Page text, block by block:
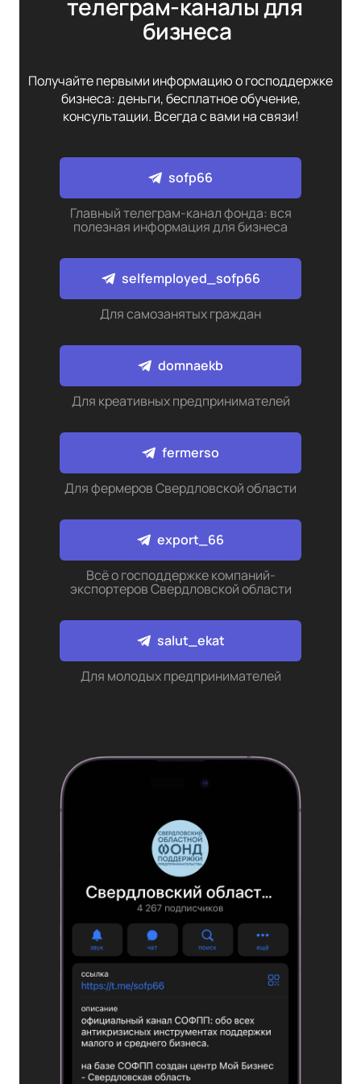
телеграм-каналы для
бизнеса
Получайте первыми информацию о господдержке
бизнеса: деньги, бесплатное обучение,
консультации. Всегда с вами на связи!
sofp66
Главный телеграм-канал фонда: вся
полезная информация для бизнеса
selfemployed_sofp66
Для самозанятых граждан
domnaekb
Для креативных предпринимателей
fermerso
Для фермеров Свердловской области
export_66
Всё о господдержке компаний-
экспортеров Свердловской области
salut_ekat
Для молодых предпринимателей